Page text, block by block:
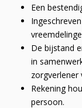
Een
De bijstand
in
zorgverlener
Rekening
persoon.